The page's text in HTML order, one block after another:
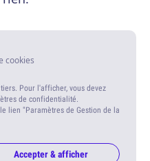
cookies
Pour l'afficher, vous devez
de confidentialité.
lien "Paramètres de Gestion de la
Accepter & afficher